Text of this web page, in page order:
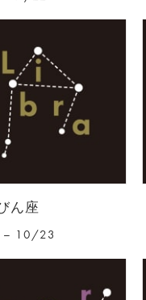
ん座
10/23